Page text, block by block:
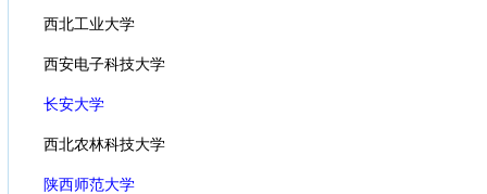
西北工业大学
西安电子科技大学
长安大学
西北农林科技大学
陕西师范大学